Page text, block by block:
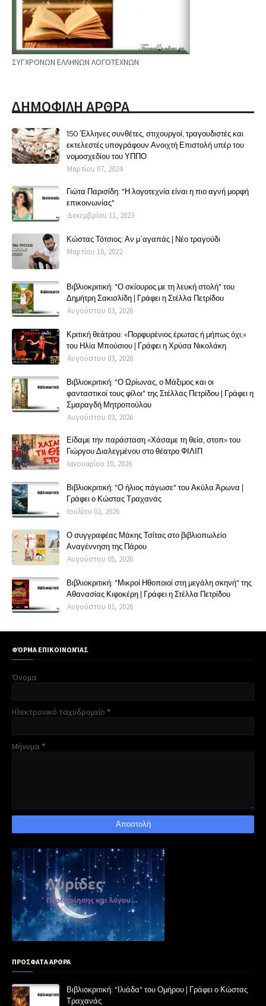
ΣΥΓΧΡΟΝΩΝ ΕΛΛΗΝΩΝ ΛΟΓΟΤΕΧΝΩΝ
ΔΗΜΟΦΙΛΗ ΑΡΘΡΑ
150 Έλληνες συνθέτες, στιχουργοί, τραγουδιστές και
εκτελεστές υπογράφουν Ανοιχτή Επιστολή υπέρ του
νομοσχεδίου του ΥΠΠΟ
Μαρτίου 07, 2024
Γιώτα Παρισίδη: "Η λογοτεχνία είναι η πιο αγνή μορφή
επικοινωνίας"
Δεκεμβρίου 11, 2023
Κώστας Τότσιος: Αν μ΄αγαπάς | Νέο τραγούδι
Μαρτίου 18, 2022
Βιβλιοκριτική: "Ο σκίουρος με τη λευκή στολή" του
Δημήτρη Σακισλίδη | Γράφει η Στέλλα Πετρίδου
Αυγούστου 03, 2026
Κριτική θεάτρου: «Πορφυρένιος έρωτας ή μήπως όχι;»
του Ηλία Μπούσιου | Γράφει η Χρύσα Νικολάκη
Αυγούστου 03, 2026
Βιβλιοκριτική: "Ο Ωρίωνας, ο Μάξιμος και οι
φανταστικοί τους φίλοι" της Στέλλας Πετρίδου | Γράφει η
Σμαραγδή Μητροπούλου
Αυγούστου 03, 2026
Είδαμε την παράσταση «Χάσαμε τη θεία, στοπ» του
Γιώργου Διαλεγμένου στο θέατρο ΦΙΛΙΠ
Ιανουαρίου 10, 2026
Βιβλιοκριτική: "Ο ήλιος πάγωσε" του Ακύλα Άρωνα |
Γράφει ο Κώστας Τραχανάς
Ιουλίου 02, 2026
Ο συγγραφέας Μάκης Τσίτας στο βιβλιοπωλείο
Αναγέννηση της Πάρου
Αυγούστου 05, 2026
Βιβλιοκριτική: "Μικροί Ηθοποιοί στη μεγάλη σκηνή" της
Αθανασίας Κιφοκέρη | Γράφει η Στέλλα Πετρίδου
Αυγούστου 01, 2026
ΦΌΡΜΑ ΕΠΙΚΟΙΝΩΝΊΑΣ
Όνομα
Ηλεκτρονικό ταχυδρομείο *
Μήνυμα *
ΠΡΟΣΦΑΤΑ ΑΡΘΡΑ
Βιβλιοκριτική: "Ιλιάδα" του Ομήρου | Γράφει ο Κώστας
Τραχανάς